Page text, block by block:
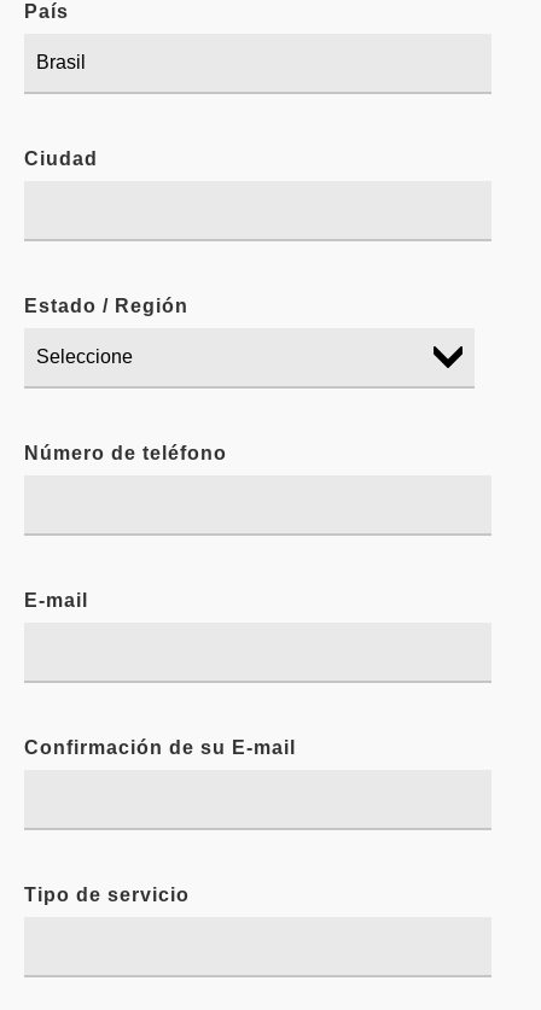
País
Ciudad
Estado / Región
Número de teléfono
E-mail
Confirmación de su E-mail
Tipo de servicio